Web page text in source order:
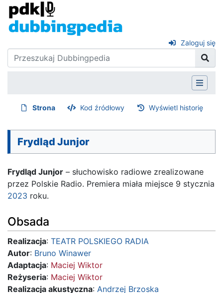
Zaloguj się
Strona Kod źródłowy Wyświetl historię
Frydląd Junjor
Frydląd Junjor – słuchowisko radiowe zrealizowane
przez Polskie Radio. Premiera miała miejsce 9 stycznia
2023 roku.
Obsada
Realizacja: TEATR POLSKIEGO RADIA
Autor: Bruno Winawer
Adaptacja: Maciej Wiktor
Reżyseria: Maciej Wiktor
Realizacja akustyczna: Andrzej Brzoska